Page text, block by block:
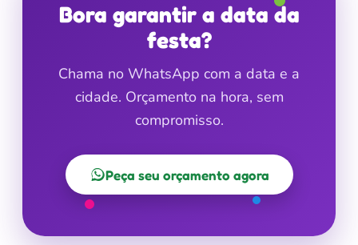
Bora garantir a data da
festa?
Chama no WhatsApp com a data e a
cidade. Orçamento na hora, sem
compromisso.
Peça seu orçamento agora